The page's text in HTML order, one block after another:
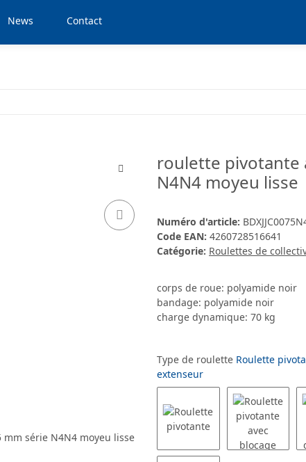
News Contact
roulette pivotante
N4N4 moyeu lisse
Numéro d'article:
Code EAN: 4260728516641
Catégorie: Roulettes de
corps de roue: polyamide noir
bandage: polyamide noir
charge dynamique: 70 kg
Type de roulette Roulette
extenseur